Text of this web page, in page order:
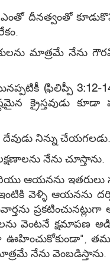
దీనత్వంతో
మాత్రమే నేను
(ఫిలిప్పీ3:12-
క్రైస్తవుడు కూడా
నిన్ను చేయగలడు.
నేను చూస్తాను.
ఆయనను ఇతరులు
వెళ్ళి ఆయనను
ప్రకటించునట్లుగా
వెంటనే క్షమాపణ
తమ
నేను వెంబడిస్తాను.